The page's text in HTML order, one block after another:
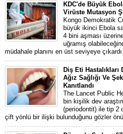
KDC'de Büyük
Virüste Mutasyon
Kongo Demokratik
büyük ikinci Ebola
4 bini aşması
uğramış
müdahale planını en üst seviyeye çıkardı.
Diş Eti
Ağız Sağlığı Ve
Kanıtlandı
The Lancet Public
bin kişilik dev
(periodontit) ile tip 2
çift yönlü bir ilişki bulunduğunu gözler